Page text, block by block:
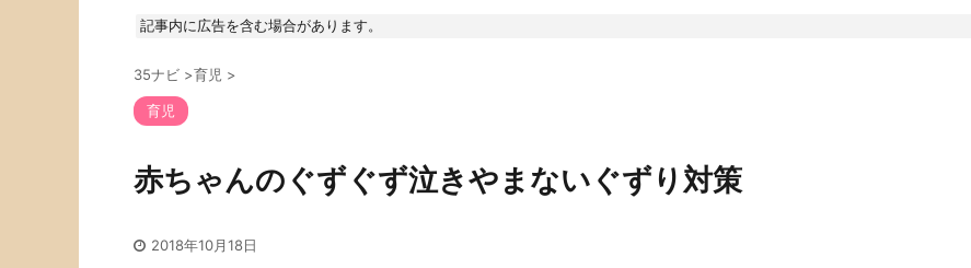
記事内に広告を含む場合があります。
35ナビ >育児 >
育児
赤ちゃんのぐずぐず泣きやまないぐずり対策
2018年10月18日